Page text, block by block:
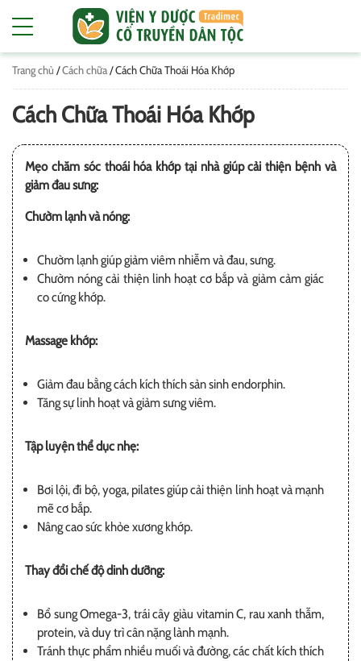
Trang chủ /Cách chữa/Cách Chữa Thoái Hóa Khớp
Cách Chữa Thoái Hóa Khớp
Mẹo chăm sóc thoái hóa khớp tại nhà giúp cải thiện bệnh và
giảm đau sưng:
Chườm lạnh và nóng:
Chườm lạnh giúp giảm viêm nhiễm và đau, sưng.
Chườm nóng cải thiện linh hoạt cơ bắp và giảm cảm giác
co cứng khớp.
Massage khớp:
Giảm đau bằng cách kích thích sản sinh endorphin.
Tăng sự linh hoạt và giảm sưng viêm.
Tập luyện thể dục nhẹ:
Bơi lội, đi bộ, yoga, pilates giúp cải thiện linh hoạt và mạnh
mẽ cơ bắp.
Nâng cao sức khỏe xương khớp.
Thay đổi chế độ dinh dưỡng:
Bổ sung Omega-3, trái cây giàu vitamin C, rau xanh thẫm,
protein, và duy trì cân nặng lành mạnh.
Tránh thực phẩm nhiều muối và đường, các chất kích thích